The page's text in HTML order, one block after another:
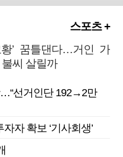
스포츠 +
황’ 꿈틀댄다…거인 가
씨 살릴까
선거인단 192→2만
자 확보 ‘기사회생’